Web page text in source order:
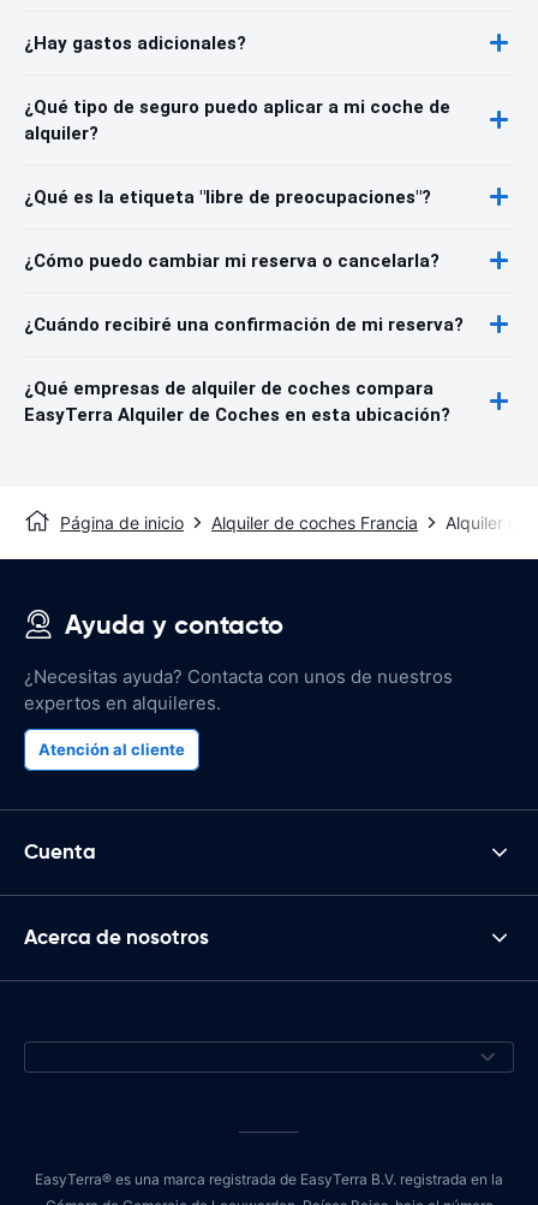
¿Hay gastos adicionales?
¿Qué tipo de seguro puedo aplicar a mi coche de
alquiler?
¿Qué es la etiqueta "libre de preocupaciones"?
¿Cómo puedo cambiar mi reserva o cancelarla?
¿Cuándo recibiré una confirmación de mi reserva?
¿Qué empresas de alquiler de coches compara
EasyTerra Alquiler de Coches en esta ubicación?
Página de inicio Alquiler de coches Francia Alquiler de
Ayuda y contacto
¿Necesitas ayuda? Contacta con unos de nuestros
expertos en alquileres.
Atención al cliente
Cuenta
Acerca de nosotros
EasyTerra® es una marca registrada de EasyTerra B.V. registrada en la